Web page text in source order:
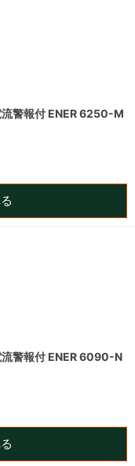
警報付 ENER 6250-M
警報付 ENER 6090-N